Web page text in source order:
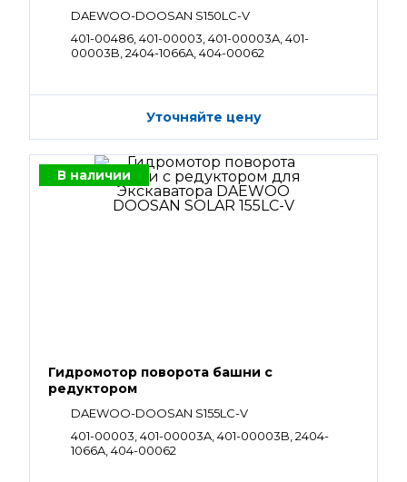
DAEWOO-DOOSAN S150LC-V
401-00486, 401-00003, 401-00003A, 401-
00003B, 2404-1066A, 404-00062
Уточняйте цену
В наличии
Гидромотор поворота башни с
редуктором
DAEWOO-DOOSAN S155LC-V
401-00003, 401-00003A, 401-00003B, 2404-
1066A, 404-00062